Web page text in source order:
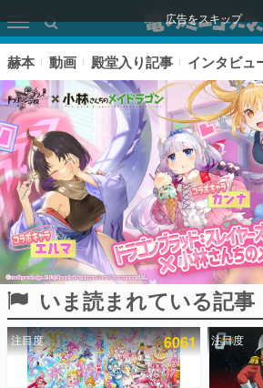
広告をスキップ
ピックアップ
電ファミのいま読まれている記事ランキン
赫本 動画 殿堂入り記事 インタビュ
いま読まれている記事
注目度 6061 注目度